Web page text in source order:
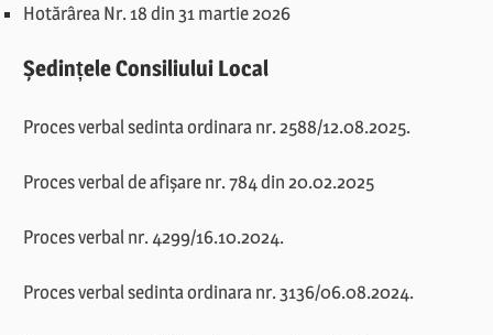
Hotărârea Nr. 18 din 31 martie 2026
Ședințele Consiliului Local
Proces verbal sedinta ordinara nr. 2588/12.08.2025.
Proces verbal de afișare nr. 784 din 20.02.2025
Proces verbal nr. 4299/16.10.2024.
Proces verbal sedinta ordinara nr. 3136/06.08.2024.